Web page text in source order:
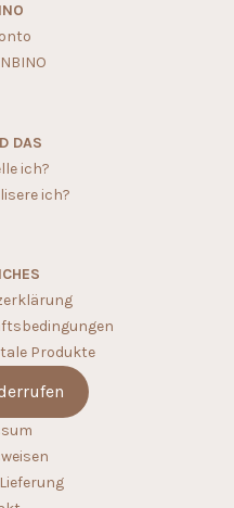
DAS
ich?
ich?
Produkte